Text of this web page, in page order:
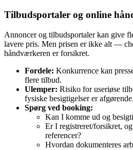
Tilbudsportaler og online
Annoncer og tilbudsportaler kan give
lavere pris. Men prisen er ikke alt —
håndværkeren er forsikret.
Fordele: Konkurrence kan
flere tilbud.
Ulemper: Risiko for useriøse
fysiske besigtigelser er afgørende.
Spørg ved booking:
Kan I komme ud og
Er I registreret/forsikret,
referencer?
Hvordan dokumenteres